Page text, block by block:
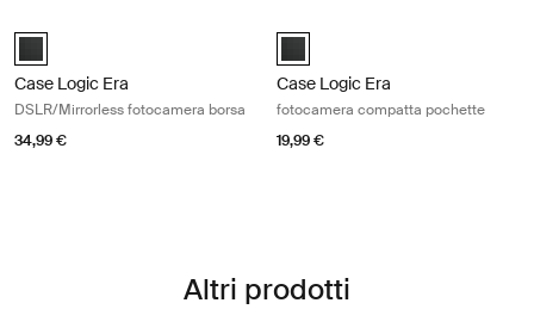
Case Logic Era DSLR/Mirrorless Camera Bag Nero ossidiana
Case Logic Era
DSLR/Mirrorless fotocamera borsa
34,99 €
Case Logic Era Camera Pouch
Case Logic Era
fotocamera compatta pochette
19,99 €
Altri prodotti